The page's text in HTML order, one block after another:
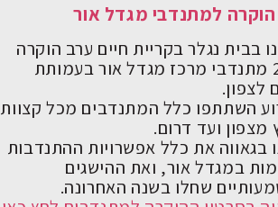
למתנדבי מגדל אור
בבית נגלר בקריית חיים ערב הוקרה
ל200 מתנדבי מרכז מגדל אור בעמותת
לצפון.
השתתפו כלל המתנדבים מכל קצוות
מצפון ועד דרום.
בגאווה את כלל אפשרויות ההתנדבות
במגדל אור, ואת ההישגים
שחלו בשנה האחרונה.